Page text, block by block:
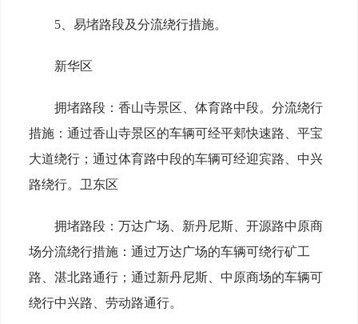
5、易堵路段及分流绕行措施。
新华区
拥堵路段：香山寺景区、体育路中段。分流绕行
措施：通过香山寺景区的车辆可经平郏快速路、平宝
大道绕行；通过体育路中段的车辆可经迎宾路、中兴
路绕行。卫东区
拥堵路段：万达广场、新丹尼斯、开源路中原商
场分流绕行措施：通过万达广场的车辆可绕行矿工
路、湛北路通行；通过新丹尼斯、中原商场的车辆可
绕行中兴路、劳动路通行。